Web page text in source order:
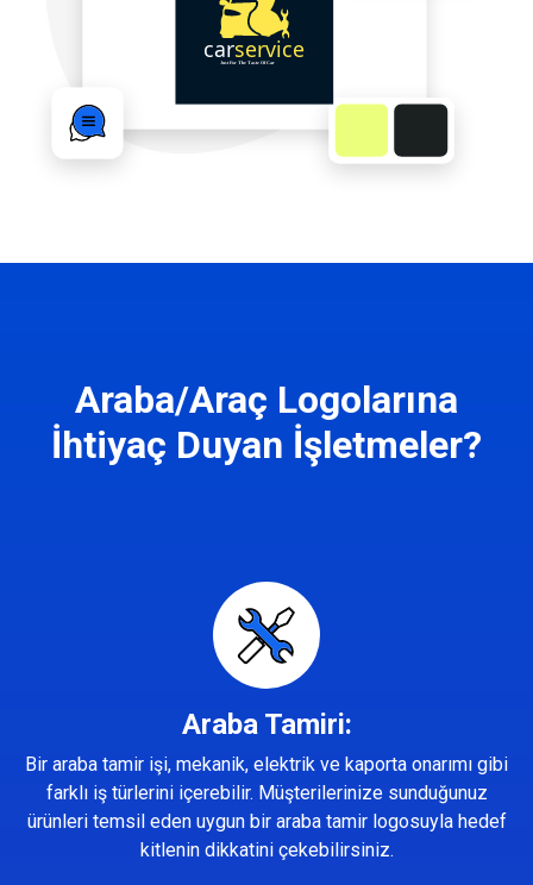
Araba/Araç Logolarına
İhtiyaç Duyan İşletmeler?
Araba Tamiri:
Bir araba tamir işi, mekanik, elektrik ve kaporta onarımı gibi
farklı iş türlerini içerebilir. Müşterilerinize sunduğunuz
ürünleri temsil eden uygun bir araba tamir logosuyla hedef
kitlenin dikkatini çekebilirsiniz.